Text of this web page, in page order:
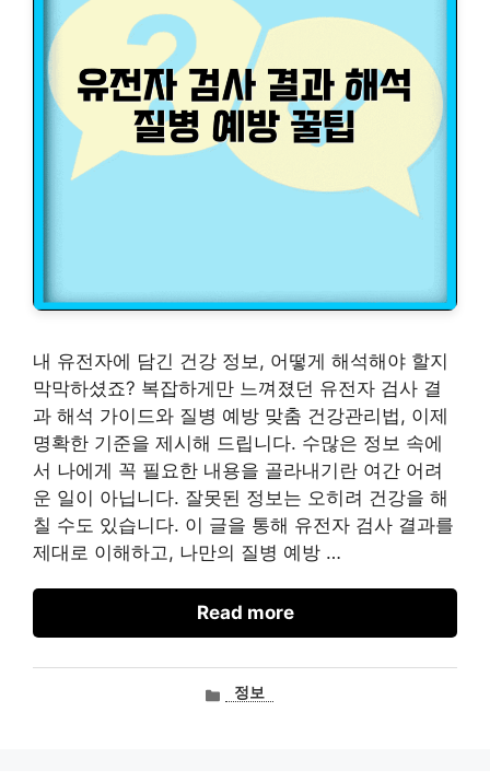
내 유전자에 담긴 건강 정보, 어떻게 해석해야 할지
막막하셨죠? 복잡하게만 느껴졌던 유전자 검사 결
과 해석 가이드와 질병 예방 맞춤 건강관리법, 이제
명확한 기준을 제시해 드립니다. 수많은 정보 속에
서 나에게 꼭 필요한 내용을 골라내기란 여간 어려
운 일이 아닙니다. 잘못된 정보는 오히려 건강을 해
칠 수도 있습니다. 이 글을 통해 유전자 검사 결과를
제대로 이해하고, 나만의 질병 예방 …
Read more
카정보